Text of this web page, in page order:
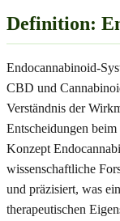
Definition:
Endocannabinoid-
CBD und
Verständnis der
Entscheidungen
Konzept
wissenschaftliche
und präzisiert, was
therapeutischen